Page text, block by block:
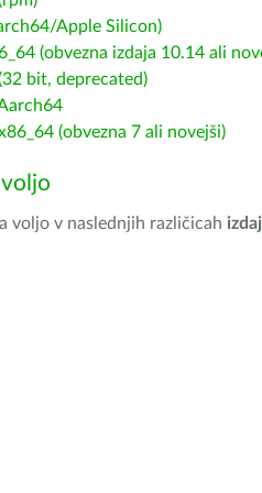
Apple Silicon)
(obvezna izdaja 10.14 ali
bit, deprecated)
(obvezna 7 ali novejši)
voljo
voljo v naslednjih različicah izdaj